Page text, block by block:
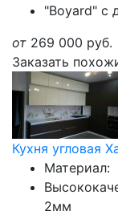
"Boyard" с
от 269 000 руб.
Заказать
Кухня угловая
Материал:
2мм